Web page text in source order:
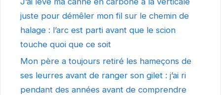
juste pour démêler mon fil sur le chemin de
halage : l’arc est parti avant que le scion
touche quoi que ce soit
Mon père a toujours retiré les hameçons de
ses leurres avant de ranger son gilet : j’ai ri
pendant des années avant de comprendre